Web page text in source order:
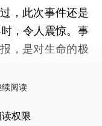
，此次事件还是
，令人震惊。事
，是对生命的极
续阅读
权限